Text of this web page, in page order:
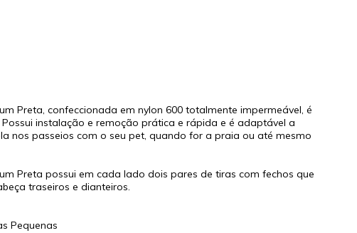
Preta, confeccionada em nylon 600 totalmente impermeável, é
instalação e remoção prática e rápida e é adaptável a
nos passeios com o seu pet, quando for a praia ou até mesmo
Preta possui em cada lado dois pares de tiras com fechos que
traseiros e dianteiros.
Pequenas